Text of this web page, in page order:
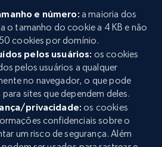
e número: a maioria dos
o tamanho do cookie a 4 KB e não
cookies por domínio.
pelos usuários: os cookies
pelos usuários a qualquer
no navegador, o que pode
sites que dependem deles.
privacidade: os cookies
confidenciais sobre o
um risco de segurança. Além